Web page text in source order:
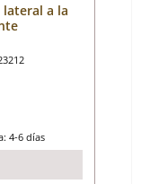
lateral a la
4-6 días